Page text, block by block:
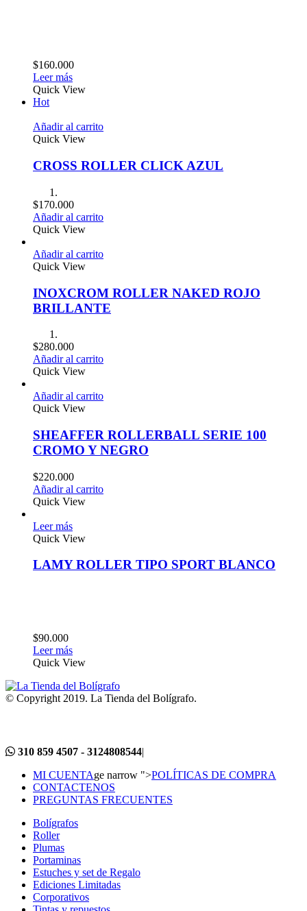
$160.000
Leer más
Quick View
Hot
Añadir al carrito
Quick View
CROSS ROLLER CLICK AZUL
$170.000
Añadir al carrito
Quick View
Añadir al carrito
Quick View
INOXCROM ROLLER NAKED ROJO
BRILLANTE
$280.000
Añadir al carrito
Quick View
Añadir al carrito
Quick View
SHEAFFER ROLLERBALL SERIE 100
CROMO Y NEGRO
$220.000
Añadir al carrito
Quick View
Leer más
Quick View
LAMY ROLLER TIPO SPORT BLANCO
$90.000
Leer más
Quick View
© Copyright 2019. La Tienda del Bolígrafo.
310 859 4507 - 3124808544|
MI CUENTAge narrow ">POLÍTICAS DE COMPRA
CONTACTENOS
PREGUNTAS FRECUENTES
Bolígrafos
Roller
Plumas
Portaminas
Estuches y set de Regalo
Ediciones Limitadas
Corporativos